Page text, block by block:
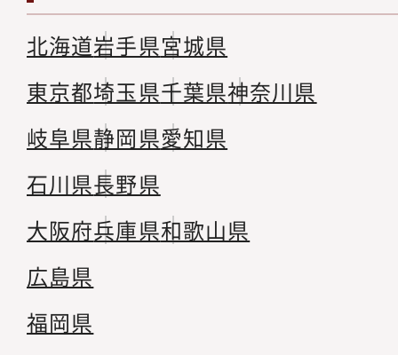
北海道岩手県宮城県
東京都埼玉県千葉県神奈川県
岐阜県静岡県愛知県
石川県長野県
大阪府兵庫県和歌山県
広島県
福岡県